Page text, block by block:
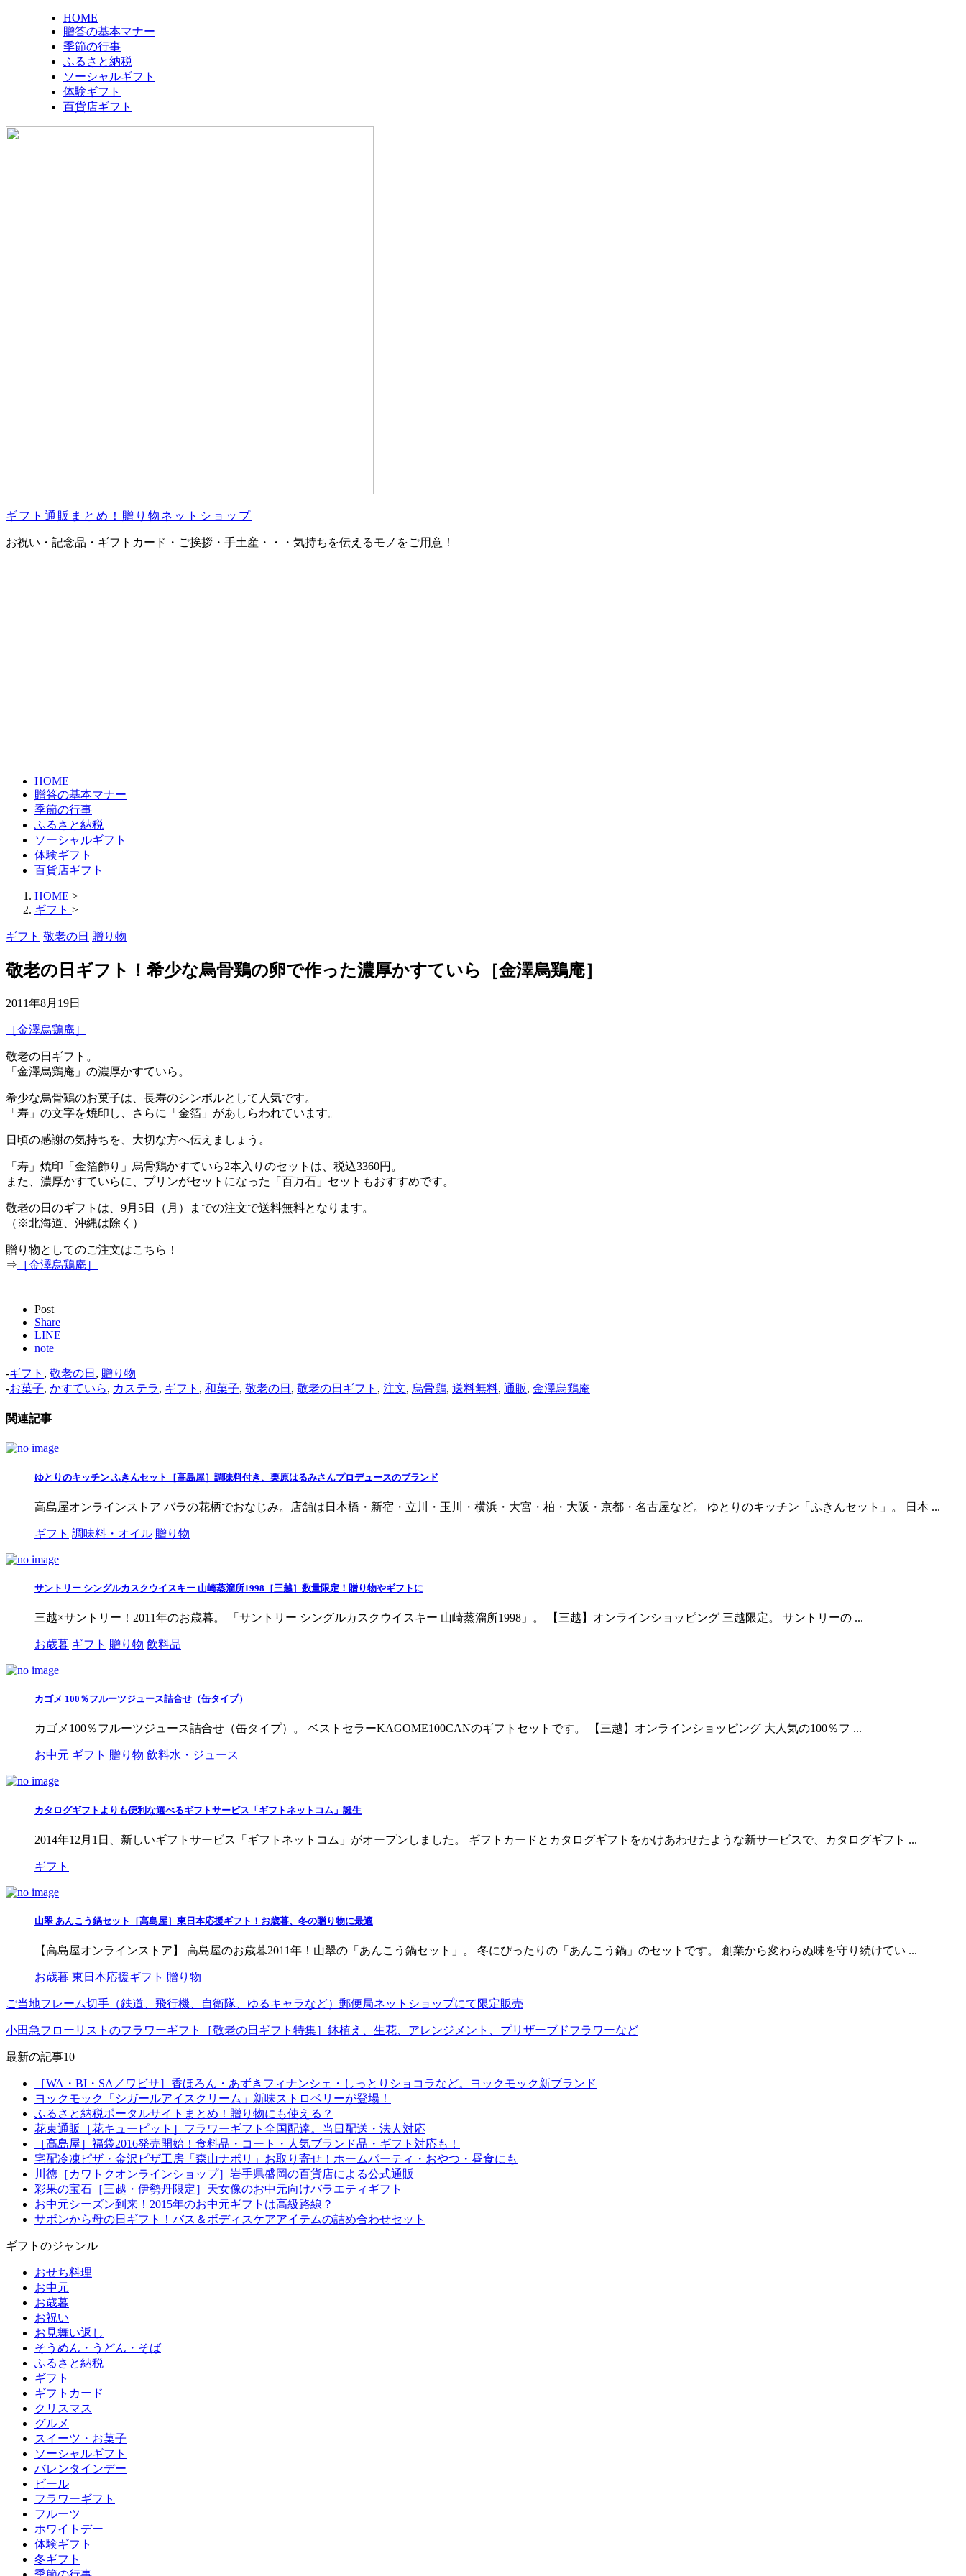
HOME
贈答の基本マナー
季節の行事
ふるさと納税
ソーシャルギフト
体験ギフト
百貨店ギフト
ギフト通販まとめ！贈り物ネットショップ
お祝い・記念品・ギフトカード・ご挨拶・手土産・・・気持ちを伝えるモノをご用意！
HOME
贈答の基本マナー
季節の行事
ふるさと納税
ソーシャルギフト
体験ギフト
百貨店ギフト
HOME >
ギフト >
ギフト 敬老の日 贈り物
敬老の日ギフト！希少な烏骨鶏の卵で作った濃厚かすていら［金澤烏鶏庵］
2011年8月19日
［金澤烏鶏庵］
敬老の日ギフト。
「金澤烏鶏庵」の濃厚かすていら。
希少な烏骨鶏のお菓子は、長寿のシンボルとして人気です。
「寿」の文字を焼印し、さらに「金箔」があしらわれています。
日頃の感謝の気持ちを、大切な方へ伝えましょう。
「寿」焼印「金箔飾り」烏骨鶏かすていら2本入りのセットは、税込3360円。
また、濃厚かすていらに、プリンがセットになった「百万石」セットもおすすめです。
敬老の日のギフトは、9月5日（月）までの注文で送料無料となります。
（※北海道、沖縄は除く）
贈り物としてのご注文はこちら！
⇒ ［金澤烏鶏庵］
Post
Share
LINE
note
-ギフト , 敬老の日 , 贈り物
-お菓子, かすていら, カステラ, ギフト , 和菓子, 敬老の日 , 敬老の日ギフト , 注文, 烏骨鶏, 送料無料, 通販, 金澤烏鶏庵
関連記事
ゆとりのキッチン ふきんセット［高島屋］調味料付き、栗原はるみさんプロデュースのブランド
高島屋オンラインストア バラの花柄でおなじみ。店舗は日本橋・新宿・立川・玉川・横浜・大宮・柏・大阪・京都・名古屋など。 ゆとりのキッチン「ふきんセット」。 日本 ...
ギフト 調味料・オイル 贈り物
サントリー シングルカスクウイスキー 山崎蒸溜所1998［三越］数量限定！贈り物やギフトに
三越×サントリー！2011年のお歳暮。 「サントリー シングルカスクウイスキー 山崎蒸溜所1998」。 【三越】オンラインショッピング 三越限定。 サントリーの ...
お歳暮 ギフト 贈り物 飲料品
カゴメ 100％フルーツジュース詰合せ（缶タイプ）
カゴメ100％フルーツジュース詰合せ（缶タイプ）。 ベストセラーKAGOME100CANのギフトセットです。 【三越】オンラインショッピング 大人気の100％フ ...
お中元 ギフト 贈り物 飲料水・ジュース
カタログギフトよりも便利な選べるギフトサービス「ギフトネットコム」誕生
2014年12月1日、新しいギフトサービス「ギフトネットコム」がオープンしました。 ギフトカードとカタログギフトをかけあわせたような新サービスで、カタログギフト ...
ギフト
山翠 あんこう鍋セット［高島屋］東日本応援ギフト！お歳暮、冬の贈り物に最適
【高島屋オンラインストア】 高島屋のお歳暮2011年！山翠の「あんこう鍋セット」。 冬にぴったりの「あんこう鍋」のセットです。 創業から変わらぬ味を守り続けてい ...
お歳暮 東日本応援ギフト 贈り物
ご当地フレーム切手（鉄道、飛行機、自衛隊、ゆるキャラなど）郵便局ネットショップにて限定販売
小田急フローリストのフラワーギフト［敬老の日ギフト特集］鉢植え、生花、アレンジメント、プリザーブドフラワーなど
最新の記事10
［WA・BI・SA／ワビサ］香ほろん・あずきフィナンシェ・しっとりショコラなど。ヨックモック新ブランド
ヨックモック「シガールアイスクリーム」新味ストロベリーが登場！
ふるさと納税ポータルサイトまとめ！贈り物にも使える？
花束通販［花キューピット］フラワーギフト全国配達。当日配送・法人対応
［高島屋］福袋2016発売開始！食料品・コート・人気ブランド品・ギフト対応も！
宅配冷凍ピザ・金沢ピザ工房「森山ナポリ」お取り寄せ！ホームパーティ・おやつ・昼食にも
川徳［カワトクオンラインショップ］岩手県盛岡の百貨店による公式通販
彩果の宝石［三越・伊勢丹限定］天女像のお中元向けバラエティギフト
お中元シーズン到来！2015年のお中元ギフトは高級路線？
サボンから母の日ギフト！バス＆ボディスケアアイテムの詰め合わせセット
ギフトのジャンル
おせち料理
お中元
お歳暮
お祝い
お見舞い返し
そうめん・うどん・そば
ふるさと納税
ギフト
ギフトカード
クリスマス
グルメ
スイーツ・お菓子
ソーシャルギフト
バレンタインデー
ビール
フラワーギフト
フルーツ
ホワイトデー
体験ギフト
冬ギフト